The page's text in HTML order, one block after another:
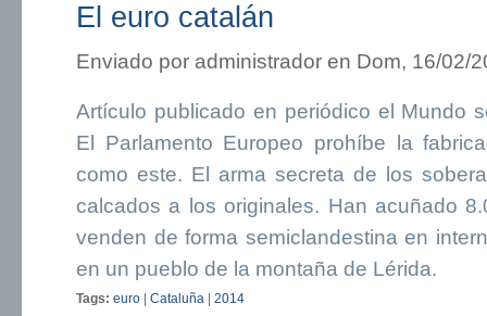
El euro catalán
Enviado por administrador en Dom, 16/02/
Artículo publicado en periódico el Mundo
El Parlamento Europeo prohíbe la
como este. El arma secreta de los
calcados a los originales. Han acuñado
venden de forma semiclandestina en
en un pueblo de la montaña de Lérida.
Tags: euro Cataluña 2014